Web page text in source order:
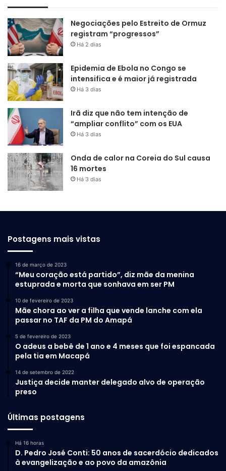
Negociações pelo Estreito de Ormuz
registram “progressos”
Há 2 dias
Epidemia de Ebola no Congo se
intensifica e é maior já registrada
Há 3 dias
Irã diz que não tem intenção de
“ampliar conflito” com os EUA
Há 3 dias
Onda de calor na Coreia do Sul causa
16 mortes
Há 3 dias
Postagens mais vistas
16 de março de 2023
“Meu coração está partido”, diz mãe da menina
estuprada e morta que sonhava em ser PM
10 de fevereiro de 2023
Mãe chora ao ver a filha que vende lanche com ela
passar no TAF da PM do Amapá
5 de fevereiro de 2023
O adeus a bebê de 1 ano e 4 meses que foi espancada
pela tia em Macapá
14 de setembro de 2022
Justiça decide manter delegado alvo de operação
preso
Últimas postagens
Há 16 horas
D. Pedro José Conti: 50 anos de sacerdócio dedicados
à evangelização e ao povo da amazônia